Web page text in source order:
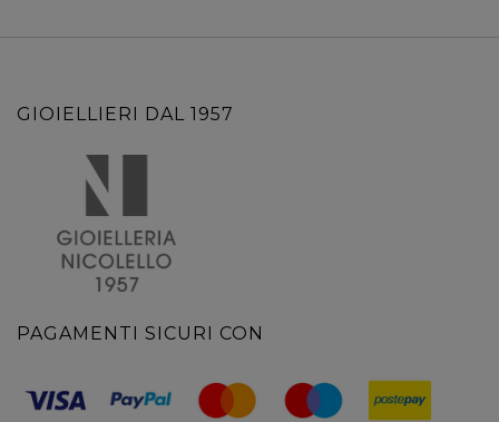
GIOIELLIERI DAL 1957
PAGAMENTI SICURI CON